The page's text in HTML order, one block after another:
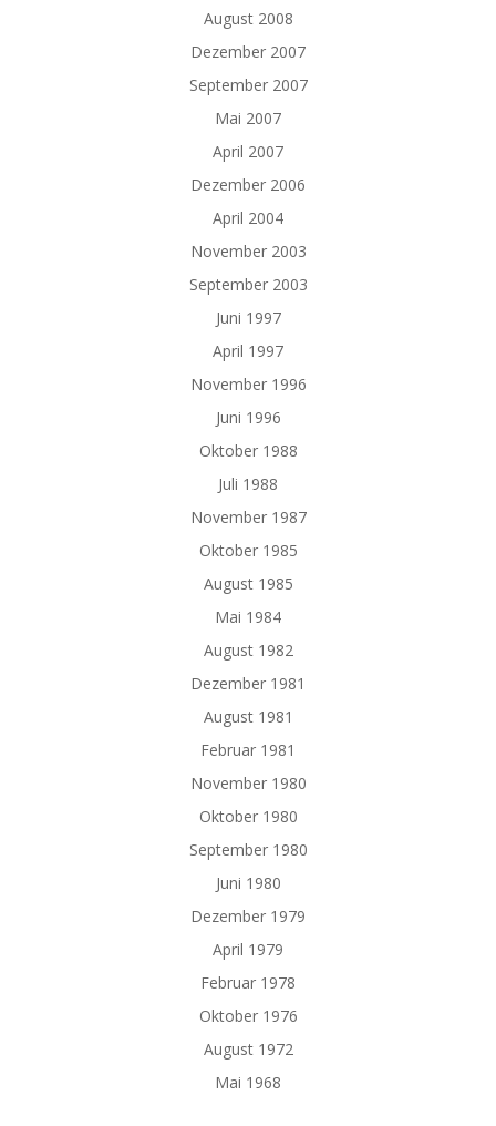
August 2008
Dezember 2007
September 2007
Mai 2007
April 2007
Dezember 2006
April 2004
November 2003
September 2003
Juni 1997
April 1997
November 1996
Juni 1996
Oktober 1988
Juli 1988
November 1987
Oktober 1985
August 1985
Mai 1984
August 1982
Dezember 1981
August 1981
Februar 1981
November 1980
Oktober 1980
September 1980
Juni 1980
Dezember 1979
April 1979
Februar 1978
Oktober 1976
August 1972
Mai 1968